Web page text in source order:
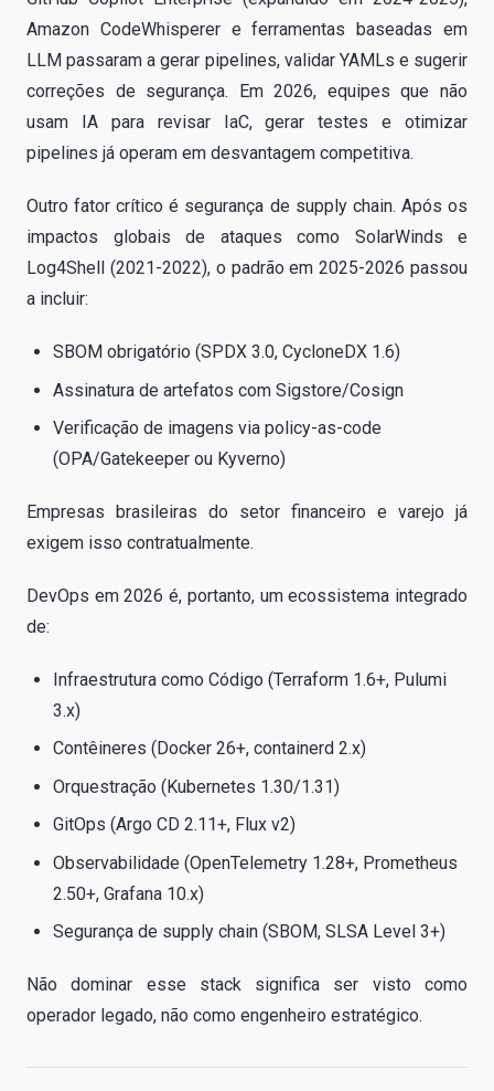
Amazon CodeWhisperer e ferramentas baseadas em
LLM passaram a gerar pipelines, validar YAMLs e sugerir
correções de segurança. Em 2026, equipes que não
usam IA para revisar IaC, gerar testes e otimizar
pipelines já operam em desvantagem competitiva.
Outro fator crítico é segurança de supply chain. Após os
impactos globais de ataques como SolarWinds e
Log4Shell (2021-2022), o padrão em 2025-2026 passou
a incluir:
SBOM obrigatório (SPDX 3.0, CycloneDX 1.6)
Assinatura de artefatos com Sigstore/Cosign
Verificação de imagens via policy-as-code
(OPA/Gatekeeper ou Kyverno)
Empresas brasileiras do setor financeiro e varejo já
exigem isso contratualmente.
DevOps em 2026 é, portanto, um ecossistema integrado
de:
Infraestrutura como Código (Terraform 1.6+, Pulumi
3.x)
Contêineres (Docker 26+, containerd 2.x)
Orquestração (Kubernetes 1.30/1.31)
GitOps (Argo CD 2.11+, Flux v2)
Observabilidade (OpenTelemetry 1.28+, Prometheus
2.50+, Grafana 10.x)
Segurança de supply chain (SBOM, SLSA Level 3+)
Não dominar esse stack significa ser visto como
operador legado, não como engenheiro estratégico.